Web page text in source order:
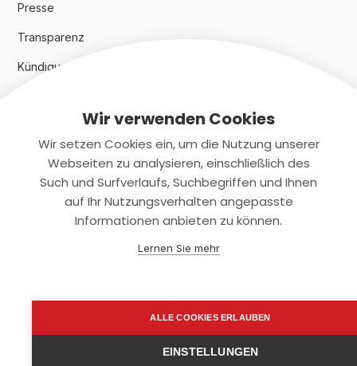
Presse
Transparenz
Kündigungsindex 2024
Rechtliches
Datenschutz
support@smartkuendigen.de
Wir verwenden Cookies
Wir setzen Cookies ein, um die Nutzung unserer
Webseiten zu analysieren, einschließlich des
Such und Surfverlaufs, Suchbegriffen und Ihnen
auf Ihr Nutzungsverhalten angepasste
Informationen anbieten zu können.
Lernen Sie mehr
ALLE COOKIES ERLAUBEN
EINSTELLUNGEN